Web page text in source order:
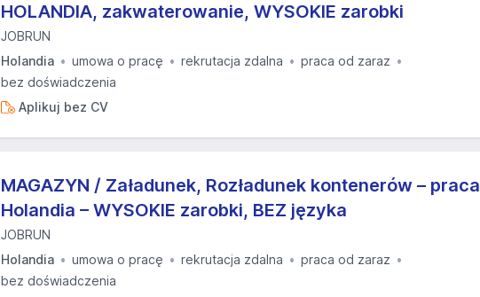
HOLANDIA, zakwaterowanie, WYSOKIE zarobki
JOBRUN
Holandia
umowa o pracę rekrutacja zdalna
praca od zaraz
bez doświadczenia
Aplikuj bez CV
MAGAZYN / Załadunek, Rozładunek kontenerów – praca
Holandia – WYSOKIE zarobki, BEZ języka
JOBRUN
Holandia
umowa o pracę rekrutacja zdalna
praca od zaraz
bez doświadczenia